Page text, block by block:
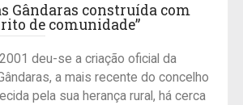
Gândaras construída com
de comunidade”
deu-se a criação oficial da
a mais recente do concelho
pela sua herança rural, há cerca